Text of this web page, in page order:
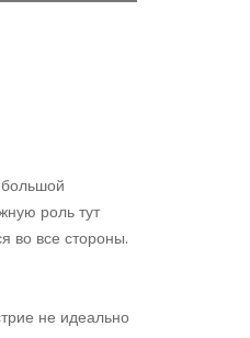
роль тут
во все стороны.
не идеально